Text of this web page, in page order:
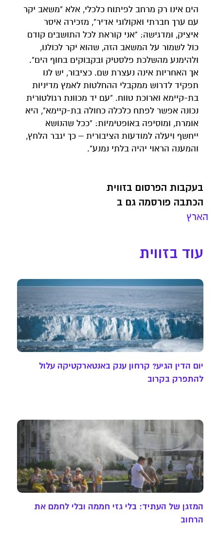
הים אינו רק מרחב לפיתוח כלכלי, אלא "משאב יקר
עם ערך חברתי ואקולוגי אדיר", מזכירה איסר
איציק, ומדגישה: "אני קוראת לכל התושבים קודם
כול לשמור על המשאב הזה, שהוא יקר לכולנו,
ולהימנע מהשלכת פלסטיק ובקבוקים בחוף הים".
אך האחריות אינה נעצרת שם. כציבור, יש לנו
תפקיד לדרוש ממקבלי ההחלטות לאמץ מדיניות
בת-קיימא וארוכת טווח. "עם יד מכוונת רגולטורית
נכונה אפשר לפתח כלכלה כחולה בת-קיימא", היא
אומרת, ומוסיפה באופטימיות: "ככל שהנושא
ייחשף ויעלה למודעות הציבורית – כך יגבר הלחץ,
והמענה הראוי יהיה בלתי נמנע".
בעקבות הפרסום בזווית
הכתבה פורסמה גם ב
הארץ
עוד בזווית
יום הדין הגיע? קרחון ענק באנטארקטיקה עלול
להתפרק בקרוב
המזגן של העתיד: בלי גזי חממה ובלי לחמם את
הרחוב